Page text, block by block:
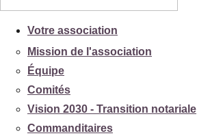
Votre association
Mission de l'association
Équipe
Comités
Vision 2030 - Transition notariale
Commanditaires